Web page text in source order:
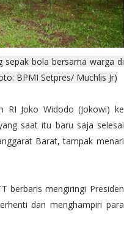
sepak bola bersama warga di
BPMI Setpres/ Muchlis Jr)
RI Joko Widodo (Jokowi) ke
saat itu baru saja selesai
Barat, tampak menari
berbaris mengiringi Presiden
dan menghampiri para